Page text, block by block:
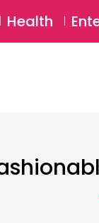
Health